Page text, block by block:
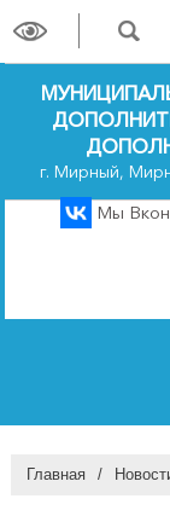
г. Мирный,
Мы
Главная /